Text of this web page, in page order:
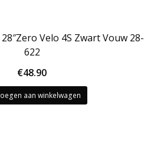
Velo 4S Zwart Vouw 28-
622
€48.90
aan winkelwagen